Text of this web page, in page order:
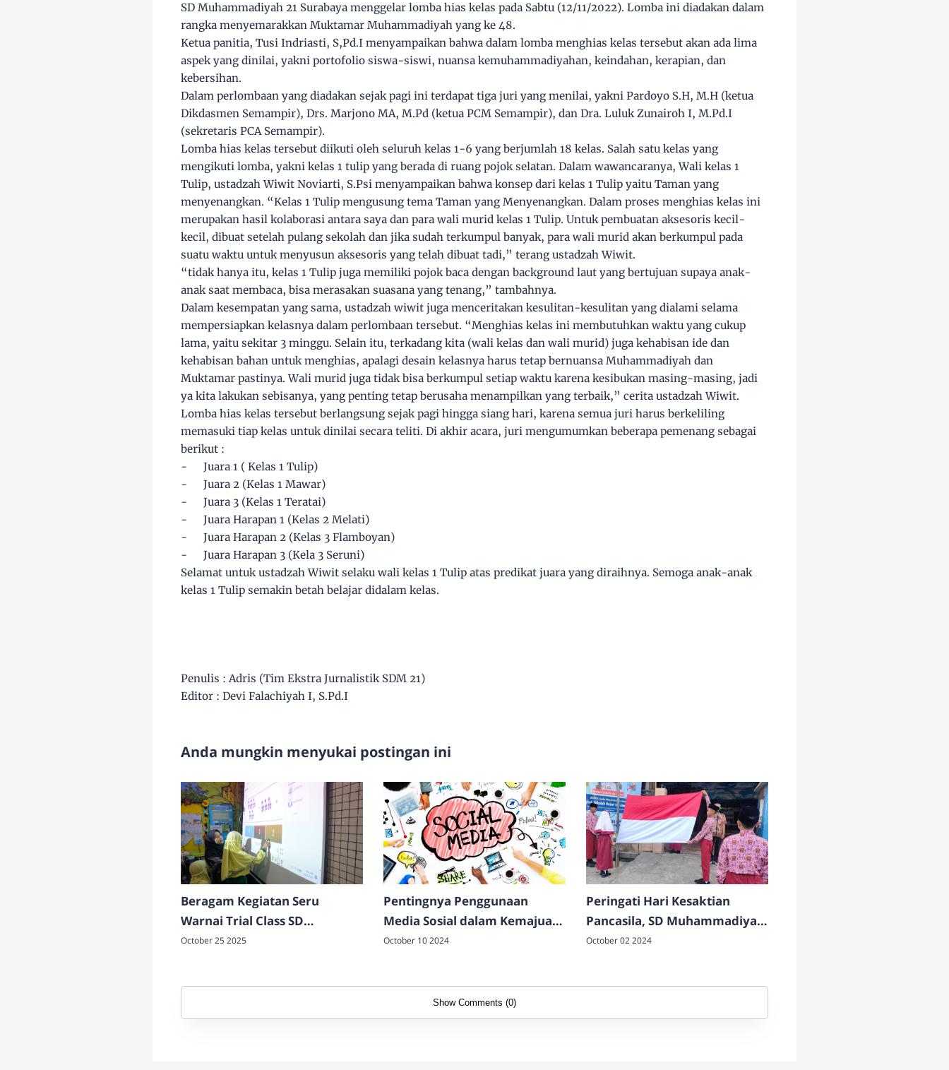
SD Muhammadiyah 21 Surabaya menggelar lomba hias kelas pada Sabtu (12/11/2022). Lomba ini diadakan dalam
rangka menyemarakkan Muktamar Muhammadiyah yang ke 48.
Ketua panitia, Tusi Indriasti, S,Pd.I menyampaikan bahwa dalam lomba menghias kelas tersebut akan ada lima
aspek yang dinilai, yakni portofolio siswa-siswi, nuansa kemuhammadiyahan, keindahan, kerapian, dan
kebersihan.
Dalam perlombaan yang diadakan sejak pagi ini terdapat tiga juri yang menilai, yakni Pardoyo S.H, M.H (ketua
Dikdasmen Semampir), Drs. Marjono MA, M.Pd (ketua PCM Semampir), dan Dra. Luluk Zunairoh I, M.Pd.I
(sekretaris PCA Semampir).
Lomba hias kelas tersebut diikuti oleh seluruh kelas 1-6 yang berjumlah 18 kelas. Salah satu kelas yang
mengikuti lomba, yakni kelas 1 tulip yang berada di ruang pojok selatan. Dalam wawancaranya, Wali kelas 1
Tulip, ustadzah Wiwit Noviarti, S.Psi menyampaikan bahwa konsep dari kelas 1 Tulip yaitu Taman yang
menyenangkan. “Kelas 1 Tulip mengusung tema Taman yang Menyenangkan. Dalam proses menghias kelas ini
merupakan hasil kolaborasi antara saya dan para wali murid kelas 1 Tulip. Untuk pembuatan aksesoris kecil-
kecil, dibuat setelah pulang sekolah dan jika sudah terkumpul banyak, para wali murid akan berkumpul pada
suatu waktu untuk menyusun aksesoris yang telah dibuat tadi,” terang ustadzah Wiwit.
“tidak hanya itu, kelas 1 Tulip juga memiliki pojok baca dengan background laut yang bertujuan supaya anak-
anak saat membaca, bisa merasakan suasana yang tenang,” tambahnya.
Dalam kesempatan yang sama, ustadzah wiwit juga menceritakan kesulitan-kesulitan yang dialami selama
mempersiapkan kelasnya dalam perlombaan tersebut. “Menghias kelas ini membutuhkan waktu yang cukup
lama, yaitu sekitar 3 minggu. Selain itu, terkadang kita (wali kelas dan wali murid) juga kehabisan ide dan
kehabisan bahan untuk menghias, apalagi desain kelasnya harus tetap bernuansa Muhammadiyah dan
Muktamar pastinya. Wali murid juga tidak bisa berkumpul setiap waktu karena kesibukan masing-masing, jadi
ya kita lakukan sebisanya, yang penting tetap berusaha menampilkan yang terbaik,” cerita ustadzah Wiwit.
Lomba hias kelas tersebut berlangsung sejak pagi hingga siang hari, karena semua juri harus berkeliling
memasuki tiap kelas untuk dinilai secara teliti. Di akhir acara, juri mengumumkan beberapa pemenang sebagai
berikut :
-
Juara 1 ( Kelas 1 Tulip)
-
Juara 2 (Kelas 1 Mawar)
-
Juara 3 (Kelas 1 Teratai)
-
Juara Harapan 1 (Kelas 2 Melati)
-
Juara Harapan 2 (Kelas 3 Flamboyan)
-
Juara Harapan 3 (Kela 3 Seruni)
Selamat untuk ustadzah Wiwit selaku wali kelas 1 Tulip atas predikat juara yang diraihnya. Semoga anak-anak
kelas 1 Tulip semakin betah belajar didalam kelas.
Penulis : Adris (Tim Ekstra Jurnalistik SDM 21)
Editor : Devi Falachiyah I, S.Pd.I
Anda mungkin menyukai postingan ini
Beragam Kegiatan Seru
Warnai Trial Class SD
Muhammadiyah 21 Surabaya
October 25 2025
Pentingnya Penggunaan
Media Sosial dalam Kemajuan
Sekolah
October 10 2024
Peringati Hari Kesaktian
Pancasila, SD Muhammadiyah
21 Adakan Upacara Bendera
October 02 2024
Show Comments (0)